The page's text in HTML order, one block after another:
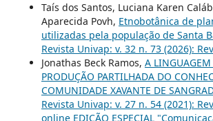
Taís dos Santos, Luciana Karen
Aparecida Povh, Etnobotânica de
utilizadas pela população de Santa
Revista Univap: v. 32 n. 73 (2026):
Jonathas Beck Ramos, A
PRODUÇÃO PARTILHADA DO
COMUNIDADE XAVANTE DE
Revista Univap: v. 27 n. 54 (2021):
online EDIÇÃO ESPECIAL